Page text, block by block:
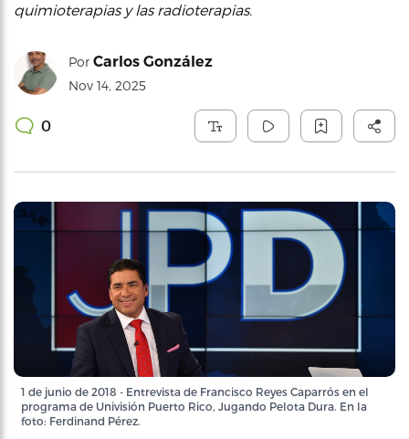
quimioterapias y las radioterapias.
Por Carlos González
Nov 14, 2025
0
1 de junio de 2018 - Entrevista de Francisco Reyes Caparrós en el
programa de Univisión Puerto Rico, Jugando Pelota Dura. En la
foto: Ferdinand Pérez.